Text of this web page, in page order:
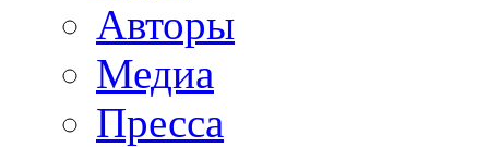
Авторы
Медиа
Пресса